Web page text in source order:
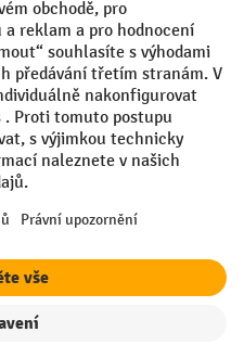
údajů
and possible delivery charges,
se nevztahuje na akční ceny.